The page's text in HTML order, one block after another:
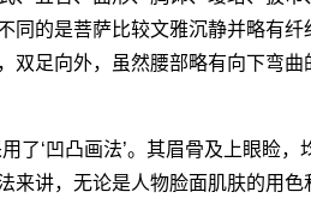
同的是菩萨比较文雅沉静并略有
双足向外，虽然腰部略有向下弯
‘凹凸画法’。其眉骨及上眼睑，
来讲，无论是人物脸面肌肤的用